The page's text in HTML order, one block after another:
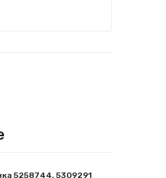
5258744, 5309291